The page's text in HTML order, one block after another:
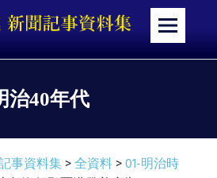
メ
治40年代
事資料集>全資料>01-明治時